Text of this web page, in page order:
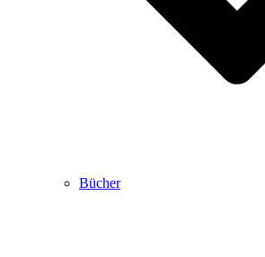
Bücher